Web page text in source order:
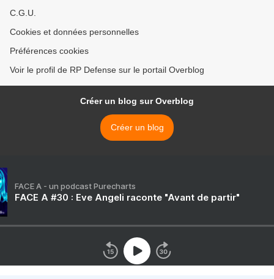
C.G.U.
Cookies et données personnelles
Préférences cookies
Voir le profil de RP Defense sur le portail Overblog
Créer un blog sur Overblog
Créer un blog
FACE A - un podcast Purecharts
FACE A #30 : Eve Angeli raconte "Avant de partir"